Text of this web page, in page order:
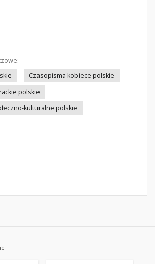
Czasopisma kobiece polskie
polskie
kulturalne polskie